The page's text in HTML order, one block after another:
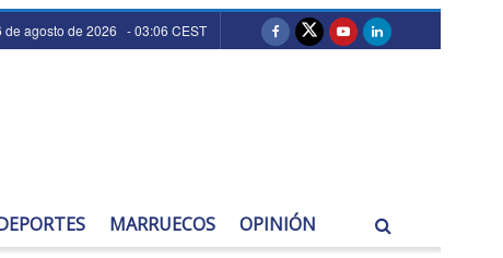
de agosto de 2026 - 03:06 CEST
MARRUECOS OPINIÓN